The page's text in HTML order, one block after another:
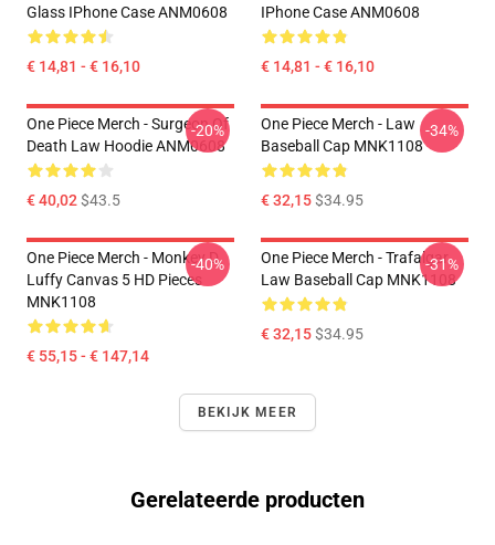
Glass IPhone Case ANM0608
€ 14,81 - € 16,10
IPhone Case ANM0608
€ 14,81 - € 16,10
One Piece Merch - Surgeon Of
Death Law Hoodie ANM0608
€ 40,02$43.5
-20%
One Piece Merch - Law
Baseball Cap MNK1108
€ 32,15$34.95
-34%
One Piece Merch - Monkey D.
Luffy Canvas 5 HD Pieces
MNK1108
€ 55,15 - € 147,14
-40%
One Piece Merch - Trafalgar
Law Baseball Cap MNK1108
€ 32,15$34.95
-31%
BEKIJK MEER
Gerelateerde producten